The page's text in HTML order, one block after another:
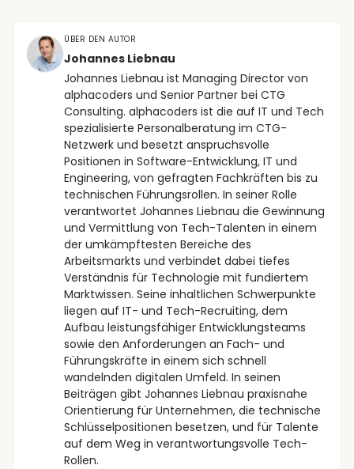
ÜBER DEN AUTOR
Johannes Liebnau
Johannes Liebnau ist Managing Director von
alphacoders und Senior Partner bei CTG
Consulting. alphacoders ist die auf IT und Tech
spezialisierte Personalberatung im CTG-
Netzwerk und besetzt anspruchsvolle
Positionen in Software-Entwicklung, IT und
Engineering, von gefragten Fachkräften bis zu
technischen Führungsrollen. In seiner Rolle
verantwortet Johannes Liebnau die Gewinnung
und Vermittlung von Tech-Talenten in einem
der umkämpftesten Bereiche des
Arbeitsmarkts und verbindet dabei tiefes
Verständnis für Technologie mit fundiertem
Marktwissen. Seine inhaltlichen Schwerpunkte
liegen auf IT- und Tech-Recruiting, dem
Aufbau leistungsfähiger Entwicklungsteams
sowie den Anforderungen an Fach- und
Führungskräfte in einem sich schnell
wandelnden digitalen Umfeld. In seinen
Beiträgen gibt Johannes Liebnau praxisnahe
Orientierung für Unternehmen, die technische
Schlüsselpositionen besetzen, und für Talente
auf dem Weg in verantwortungsvolle Tech-
Rollen.